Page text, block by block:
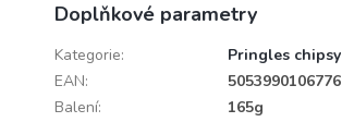
Doplňkové parametry
Kategorie:
Pringles chipsy
EAN:
5053990106776
Balení:
165g